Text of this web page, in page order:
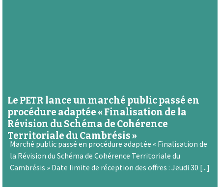
Le PETR lance un marché public passé en
procédure adaptée « Finalisation de la
Révision du Schéma de Cohérence
Territoriale du Cambrésis »
Marché public passé en procédure adaptée « Finalisation de
la Révision du Schéma de Cohérence Territoriale du
Cambrésis » Date limite de réception des offres : Jeudi 30 [...]